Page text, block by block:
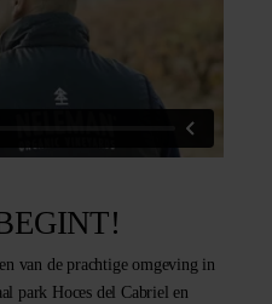
van de prachtige omgeving in
park Hoces del Cabriel en